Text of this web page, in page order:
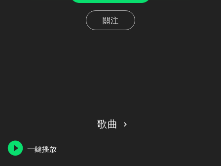
關注
歌曲
一鍵播放